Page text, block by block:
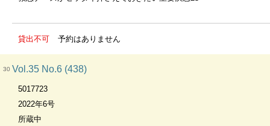
貸出不可 予約はありません
30 Vol.35 No.6 (438)
5017723
2022年6号
所蔵中